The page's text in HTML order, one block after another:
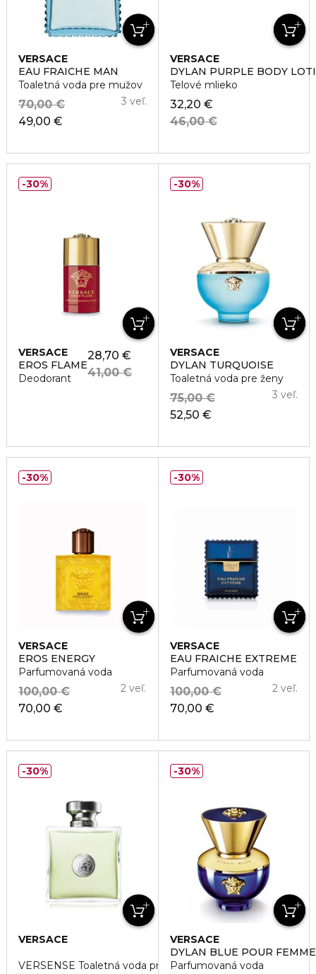
VERSACE
EAU FRAICHE MAN
Toaletná voda pre mužov
49,00 €
70,00 € 3 veľ.
VERSACE
DYLAN PURPLE BODY
Telové mlieko
32,20 €
46,00 €
VERSACE
EROS FLAME
Deodorant
28,70 €
41,00 €
30%
VERSACE
DYLAN TURQUOISE
Toaletná voda pre ženy
52,50 €
75,00 € 3 veľ.
30%
VERSACE
EROS ENERGY
Parfumovaná voda
70,00 €
100,00 € 2 veľ.
30%
VERSACE
EAU FRAICHE EXTREME
Parfumovaná voda
70,00 €
100,00 € 2 veľ.
30%
VERSACE
VERSENSE Toaletná voda pre ženy
30%
VERSACE
DYLAN BLUE POUR FEMME
Parfumovaná voda
30%